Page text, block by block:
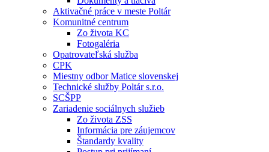
Aktivačné práce v meste Poltár
Komunitné centrum
Zo života KC
Fotogaléria
Opatrovateľská služba
CPK
Miestny odbor Matice slovenskej
Technické služby Poltár s.r.o.
SCŠPP
Zariadenie sociálnych služieb
Zo života ZSS
Informácia pre záujemcov
Štandardy kvality